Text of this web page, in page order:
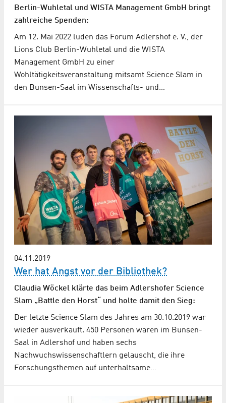
Berlin-Wuhletal und WISTA Management GmbH bringt
zahlreiche Spenden:
Am 12. Mai 2022 luden das Forum Adlershof e. V., der
Lions Club Berlin-Wuhletal und die WISTA
Management GmbH zu einer
Wohltätigkeitsveranstaltung mitsamt Science Slam in
den Bunsen-Saal im Wissenschafts- und…
04.11.2019
Wer hat Angst vor der Bibliothek?
Claudia Wöckel klärte das beim Adlershofer Science
Slam „Battle den Horst“ und holte damit den Sieg:
Der letzte Science Slam des Jahres am 30.10.2019 war
wieder ausverkauft. 450 Personen waren im Bunsen-
Saal in Adlershof und haben sechs
Nachwuchswissenschaftlern gelauscht, die ihre
Forschungsthemen auf unterhaltsame…